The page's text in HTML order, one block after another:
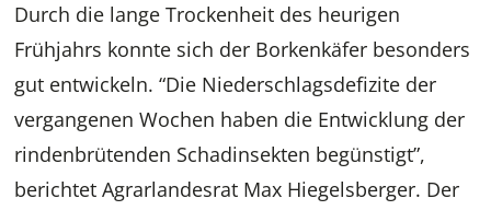
Durch die lange Trockenheit des heurigen
Frühjahrs konnte sich der Borkenkäfer besonders
gut entwickeln. “Die Niederschlagsdefizite der
vergangenen Wochen haben die Entwicklung der
rindenbrütenden Schadinsekten begünstigt”,
berichtet Agrarlandesrat Max Hiegelsberger. Der